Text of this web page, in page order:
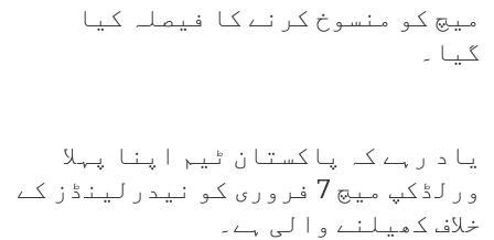
میچ کو منسوخ کرنے کا فیصلہ کیا
گیا۔
یاد رہے کہ پاکستان ٹیم اپنا پہلا
ورلڈکپ میچ 7 فروری کو نیدرلینڈز کے
خلاف کھیلنے والی ہے۔